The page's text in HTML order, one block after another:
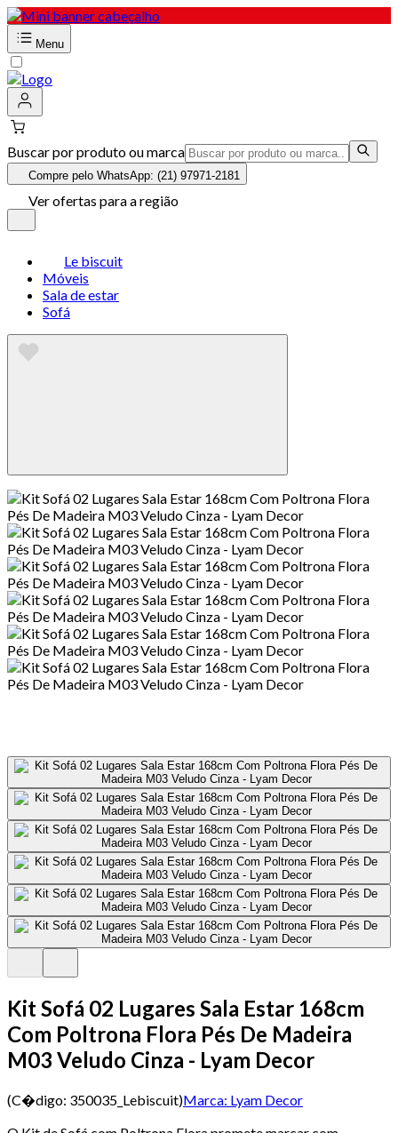
Menu
Buscar por produto ou marca
Compre pelo WhatsApp: (21) 97971-2181
Ver ofertas para a região
Le biscuit
Móveis
Sala de estar
Sofá
Kit Sofá 02 Lugares Sala Estar 168cm
Com Poltrona Flora Pés De Madeira
M03 Veludo Cinza - Lyam Decor
(C�digo: 350035_Lebiscuit)Marca: Lyam Decor